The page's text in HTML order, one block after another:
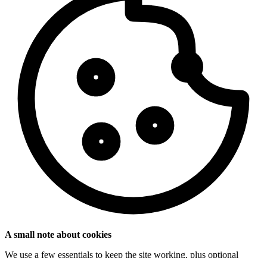
A small note about cookies
We use a few essentials to keep the site working, plus optional